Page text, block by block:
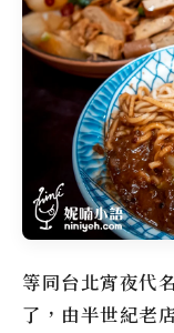
等同台北宵夜代
了，由半世紀老